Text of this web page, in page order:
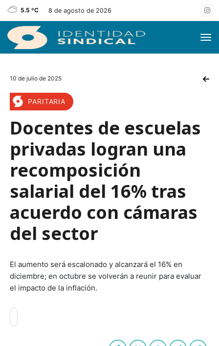
5.5 ºC 8 de agosto de 2026
10 de julio de 2025
PARITARIA
Docentes de escuelas
privadas logran una
recomposición
salarial del 16% tras
acuerdo con cámaras
del sector
El aumento será escalonado y alcanzará el 16% en
diciembre; en octubre se volverán a reunir para evaluar
el impacto de la inflación.